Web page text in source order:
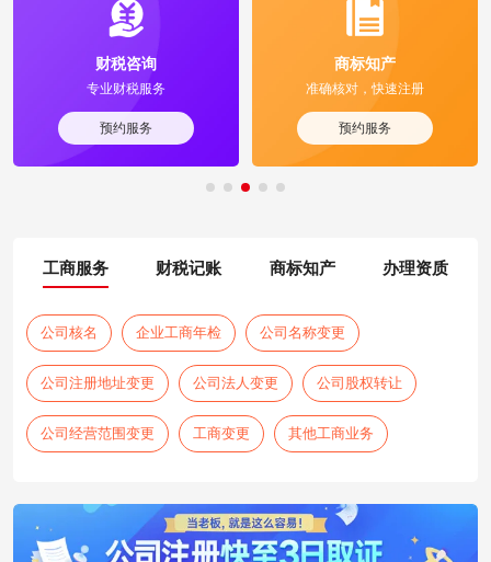
财税咨询
专业财税服务
预约服务
商标知产
准确核对，快速注册
预约服务
工商服务 财税记账 商标知产 办理资质
公司核名 企业工商年检 公司名称变更
公司注册地址变更 公司法人变更 公司股权转让
公司经营范围变更 工商变更 其他工商业务